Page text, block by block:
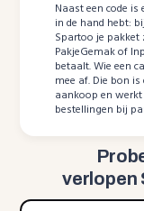
Naast een code
in de hand hebt:
Spartoo je pakket
PakjeGemak of
betaalt. Wie een
mee af. Die bon
aankoop en
bestellingen bij
verlopen